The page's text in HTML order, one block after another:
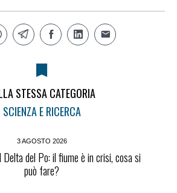
STESSA CATEGORIA
SCIENZA E RICERCA
3 AGOSTO 2026
Delta del Po: il fiume è in crisi, cosa si
può fare?